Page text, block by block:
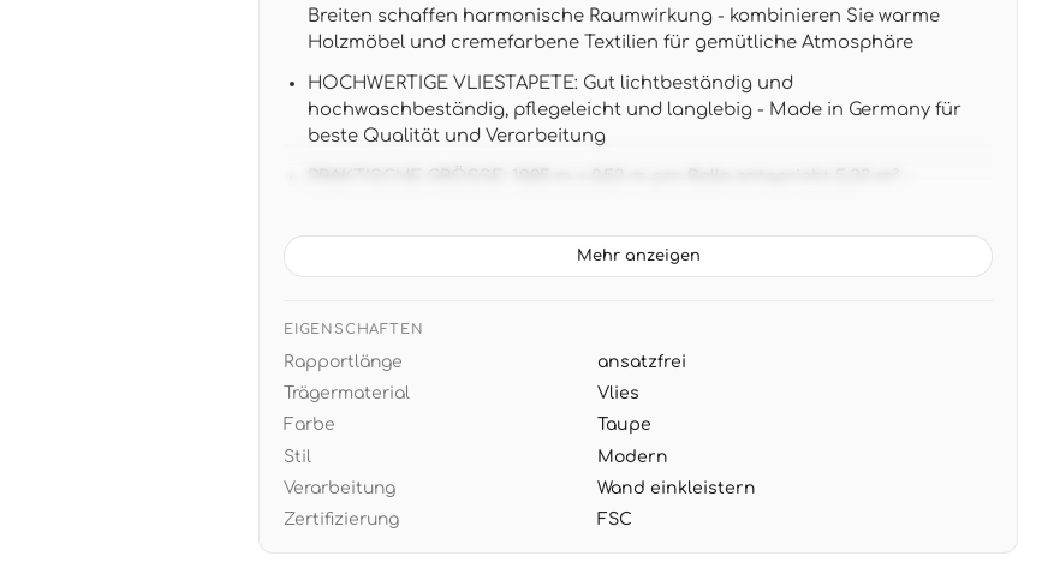
Breiten schaffen harmonische Raumwirkung - kombinieren Sie warme
Holzmöbel und cremefarbene Textilien für gemütliche Atmosphäre
HOCHWERTIGE VLIESTAPETE: Gut lichtbeständig und
hochwaschbeständig, pflegeleicht und langlebig - Made in Germany für
beste Qualität und Verarbeitung
PRAKTISCHE GRÖSSE: 10,05 m x 0,53 m pro Rolle entspricht 5,33 m² -
VIELSEITIGES DESIGN: Moderne Streifenoptik in warmen Taupe- und
Grautönen passt perfekt zu weißen oder naturfarbenen Möbeln und
EINFACHE VERARBEITUNG: Wand einkleistern statt Tapete - zeitsparend
und sauber, restlos trocken abziehbar bei Renovierung
Mehr anzeigen
EIGENSCHAFTEN
Rapportlänge
ansatzfrei
Trägermaterial
Vlies
Farbe
Taupe
Stil
Modern
Verarbeitung
Wand einkleistern
Zertifizierung
FSC